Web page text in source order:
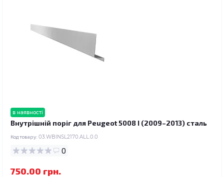
в наявності
Внутрішній поріг для Peugeot 5008 I (2009–2013) сталь
Код товару: 03.WBINSL2170.ALL.0.0
0
750.00 грн.